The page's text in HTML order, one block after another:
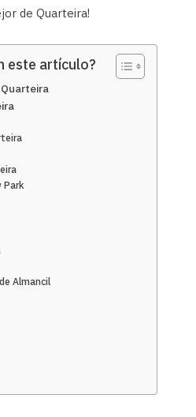
de Quarteira!
este artículo?
Park
Almancil